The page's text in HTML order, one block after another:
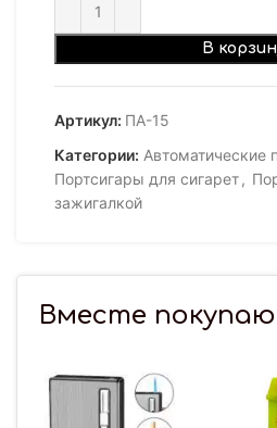
В
Артикул: ПА-15
Категории: Автоматические
Портсигары для сигарет,
зажигалкой
Вместе